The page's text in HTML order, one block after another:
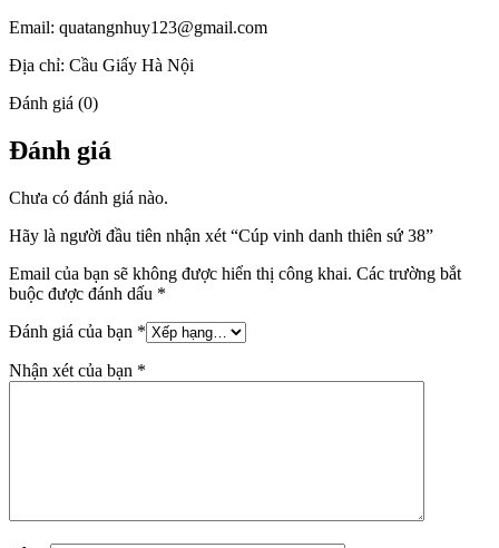
Email: quatangnhuy123@gmail.com
Địa chỉ: Cầu Giấy Hà Nội
Đánh giá (0)
Đánh giá
Chưa có đánh giá nào.
Hãy là người đầu tiên nhận xét “Cúp vinh danh thiên sứ 38”
Email của bạn sẽ không được hiển thị công khai. Các trường bắt
buộc được đánh dấu *
Đánh giá của bạn *
Nhận xét của bạn *